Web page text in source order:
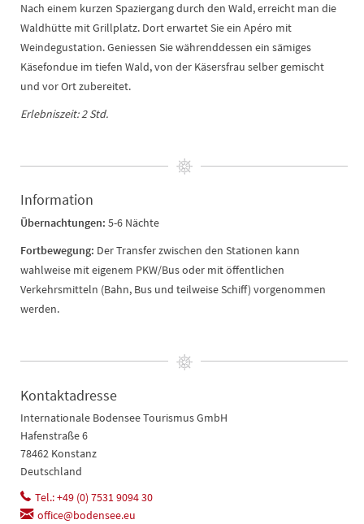
Nach einem kurzen Spaziergang durch den Wald, erreicht man die
Waldhütte mit Grillplatz. Dort erwartet Sie ein Apéro mit
Weindegustation. Geniessen Sie währenddessen ein sämiges
Käsefondue im tiefen Wald, von der Käsersfrau selber gemischt
und vor Ort zubereitet.
Erlebniszeit: 2 Std.
Information
Übernachtungen: 5-6 Nächte
Fortbewegung: Der Transfer zwischen den Stationen kann
wahlweise mit eigenem PKW/Bus oder mit öffentlichen
Verkehrsmitteln (Bahn, Bus und teilweise Schiff) vorgenommen
werden.
Kontaktadresse
Internationale Bodensee Tourismus GmbH
Hafenstraße 6
78462 Konstanz
Deutschland
Tel.: +49 (0) 7531 9094 30
office@bodensee.eu